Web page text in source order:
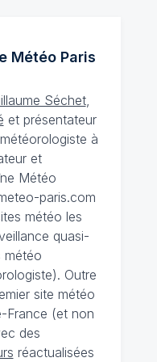
MétéoParis
Séchet,
et présentateur
à
et
Météo
paris.com
météo les
quasi-
météo
Outre
site météo
France (et non
des
réactualisées